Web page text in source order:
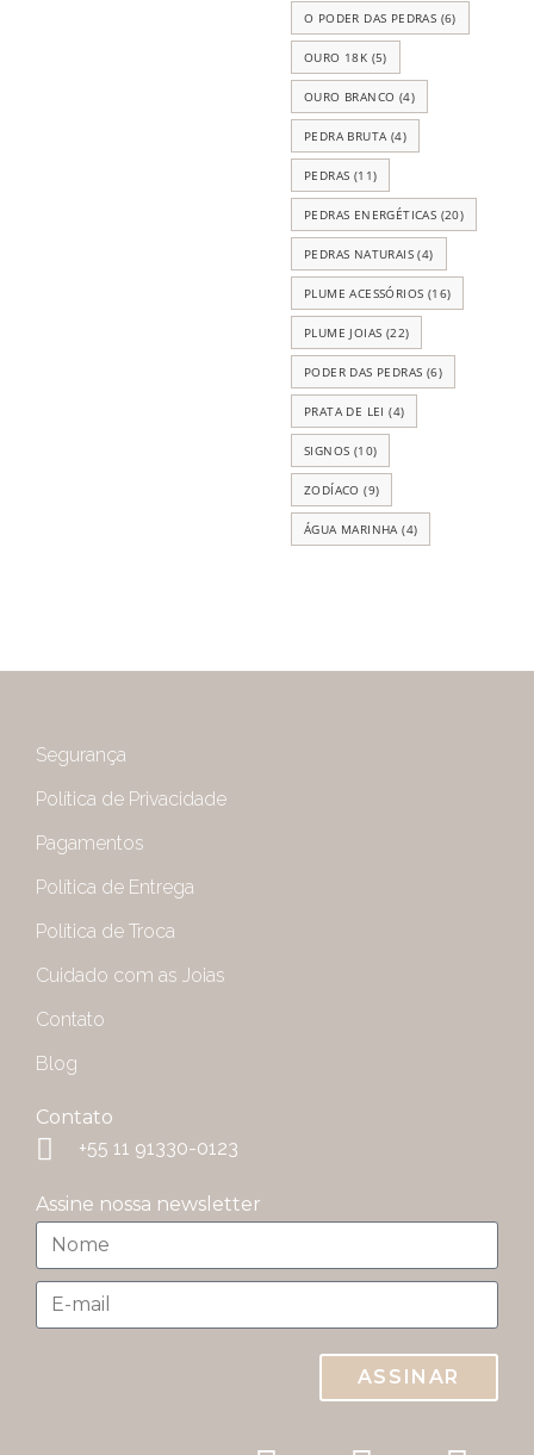
O PODER DAS PEDRAS (6)
OURO 18K (5)
OURO BRANCO (4)
PEDRA BRUTA (4)
PEDRAS (11)
PEDRAS ENERGÉTICAS (20)
PEDRAS NATURAIS (4)
PLUME ACESSÓRIOS (16)
PLUME JOIAS (22)
PODER DAS PEDRAS (6)
PRATA DE LEI (4)
SIGNOS (10)
ZODÍACO (9)
ÁGUA MARINHA (4)
Segurança
Política de Privacidade
Pagamentos
Política de Entrega
Política de Troca
Cuidado com as Joias
Contato
Blog
Contato
+55 11 91330-0123
Assine nossa newsletter
ASSINAR